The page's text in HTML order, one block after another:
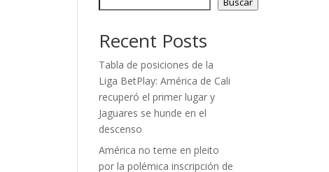
Recent Posts
Tabla de posiciones de la
Liga BetPlay: América de Cali
recuperó el primer lugar y
Jaguares se hunde en el
descenso
América no teme en pleito
por la polémica inscripción de